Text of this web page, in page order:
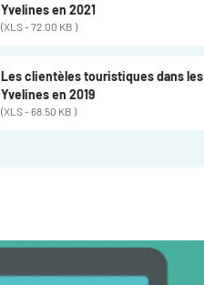
Yvelines en 2021
(XLS - 72.00 KB )
Les clientèles touristiques dans les
Yvelines en 2019
(XLS - 68.50 KB )